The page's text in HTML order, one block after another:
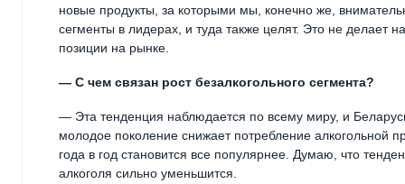
новые продукты, за которыми мы, конечно же,
сегменты в лидерах, и туда также целят. Это не делает
позиции на рынке.
— С чем связан рост безалкогольного сегмента?
— Эта тенденция наблюдается по всему миру, и
молодое поколение снижает потребление алкогольной
года в год становится все популярнее. Думаю, что
алкоголя сильно уменьшится.